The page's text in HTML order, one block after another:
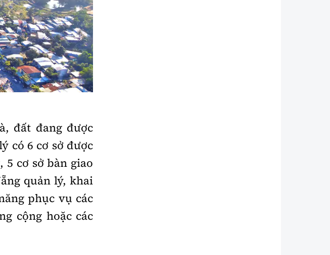
Sản phẩm mới
AI
Tư vấn
đất đang được
có 6 cơ sở được
5 cơ sở bàn giao
quản lý, khai
phục vụ các
cộng hoặc các